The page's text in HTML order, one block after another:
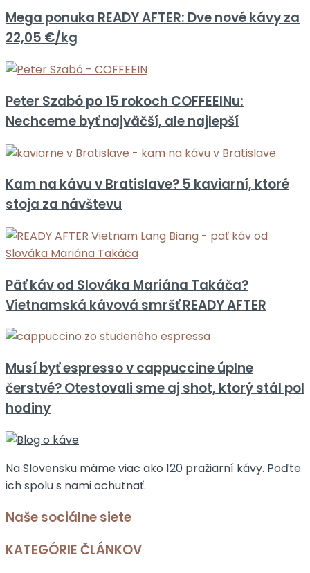
Mega ponuka READY AFTER: Dve nové kávy za
22,05 €/kg
Peter Szabó po 15 rokoch COFFEEINu:
Nechceme byť najväčší, ale najlepší
Kam na kávu v Bratislave? 5 kaviarní, ktoré
stoja za návštevu
Päť káv od Slováka Mariána Takáča?
Vietnamská kávová smršť READY AFTER
Musí byť espresso v cappuccine úplne
čerstvé? Otestovali sme aj shot, ktorý stál pol
hodiny
Na Slovensku máme viac ako 120 pražiarní kávy. Poďte
ich spolu s nami ochutnať.
Naše sociálne siete
KATEGÓRIE ČLÁNKOV